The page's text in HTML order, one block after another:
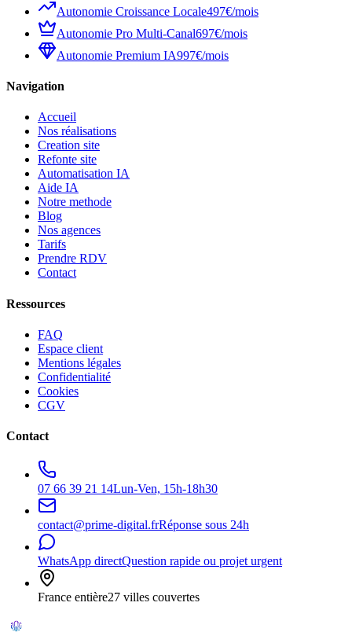
Autonomie Croissance Locale497€/mois
Autonomie Pro Multi-Canal697€/mois
Autonomie Premium IA997€/mois
Navigation
Accueil
Nos réalisations
Creation site
Refonte site
Automatisation IA
Aide IA
Notre methode
Blog
Nos agences
Tarifs
Prendre RDV
Contact
Ressources
FAQ
Espace client
Mentions légales
Confidentialité
Cookies
CGV
Contact
07 66 39 21 14Lun-Ven, 15h-18h30
contact@prime-digital.frRéponse sous 24h
WhatsApp directQuestion rapide ou projet urgent
France entière27 villes couvertes